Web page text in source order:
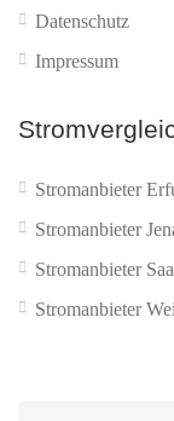
Datenschutz
Impressum
Stromanbieter
Stromanbieter
Stromanbieter
Stromanbieter